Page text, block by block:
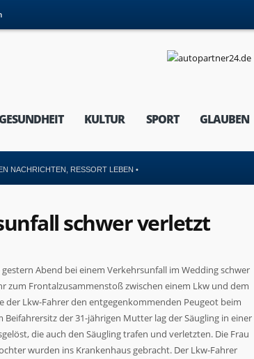
KULTUR SPORT GLAUBEN
NACHRICHTEN RESSORT LEBEN •
schwer verletzt
Abend bei einem Verkehrsunfall im Wedding schwer
zum Frontalzusammenstoß zwischen einem Lkw und dem
der Lkw-Fahrer den entgegenkommenden Peugeot beim
der 31-jährigen Mutter lag der Säugling in einer
die auch den Säugling trafen und verletzten. Die Frau
wurden ins Krankenhaus gebracht. Der Lkw-Fahrer